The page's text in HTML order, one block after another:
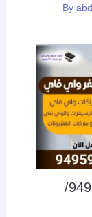
تركيب ريسفر واي فاي / 94959465/